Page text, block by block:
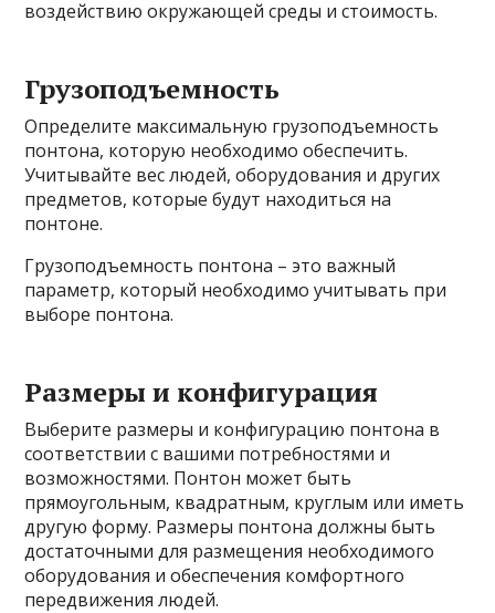
воздействию окружающей среды и стоимость.
Грузоподъемность
Определите максимальную грузоподъемность
понтона, которую необходимо обеспечить.
Учитывайте вес людей, оборудования и других
предметов, которые будут находиться на
понтоне.
Грузоподъемность понтона – это важный
параметр, который необходимо учитывать при
выборе понтона.
Размеры и конфигурация
Выберите размеры и конфигурацию понтона в
соответствии с вашими потребностями и
возможностями. Понтон может быть
прямоугольным, квадратным, круглым или иметь
другую форму. Размеры понтона должны быть
достаточными для размещения необходимого
оборудования и обеспечения комфортного
передвижения людей.